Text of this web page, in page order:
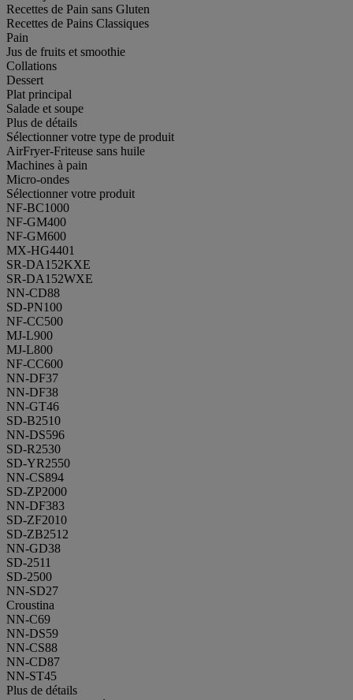
Recettes de Pain sans Gluten
Recettes de Pains Classiques
Pain
Jus de fruits et smoothie
Collations
Dessert
Plat principal
Salade et soupe
Plus de détails
Sélectionner votre type de produit
AirFryer-Friteuse sans huile
Machines à pain
Micro-ondes
Sélectionner votre produit
NF-BC1000
NF-GM400
NF-GM600
MX-HG4401
SR-DA152KXE
SR-DA152WXE
NN-CD88
SD-PN100
NF-CC500
MJ-L900
MJ-L800
NF-CC600
NN-DF37
NN-DF38
NN-GT46
SD-B2510
NN-DS596
SD-R2530
SD-YR2550
NN-CS894
SD-ZP2000
NN-DF383
SD-ZF2010
SD-ZB2512
NN-GD38
SD-2511
SD-2500
NN-SD27
Croustina
NN-C69
NN-DS59
NN-CS88
NN-CD87
NN-ST45
Plus de détails